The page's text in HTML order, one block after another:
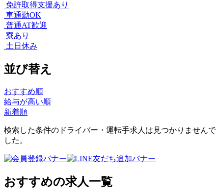
免許取得支援あり
車通勤OK
普通AT歓迎
寮あり
土日休み
並び替え
おすすめ順
給与が高い順
新着順
検索した条件のドライバー・運転手求人は見つかりませんで
した。
おすすめの求人一覧